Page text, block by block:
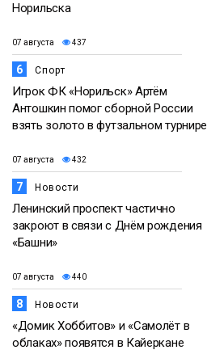
Норильска
07 августа 437
6 Спорт
Игрок ФК «Норильск» Артём
Антошкин помог сборной России
взять золото в футзальном турнире
07 августа 432
7 Новости
Ленинский проспект частично
закроют в связи с Днём рождения
«Башни»
07 августа 440
8 Новости
«Домик Хоббитов» и «Самолёт в
облаках» появятся в Кайеркане